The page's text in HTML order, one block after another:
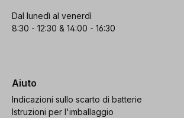
Dal lunedì al venerdì
8:30 - 12:30 & 14:00 - 16:30
Aiuto
Indicazioni sullo scarto di batterie
Istruzioni per l'imballaggio